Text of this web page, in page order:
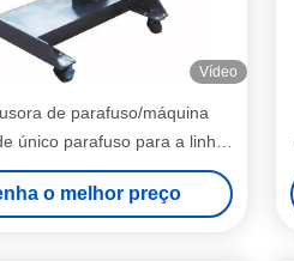
Vídeo
de parafuso/máquina
único parafuso para a linha
da tubulação do PE
o melhor preço